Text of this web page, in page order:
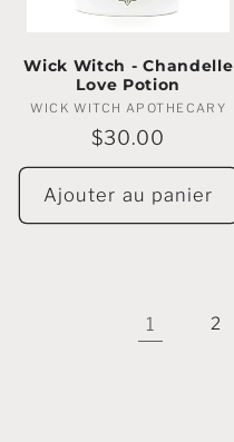
Wick Witch - Chandelle
Love Potion
Marchands
:
WICK WITCH APOTHECARY
Prix
régulier
$30.00
Ajouter au panier
1 2